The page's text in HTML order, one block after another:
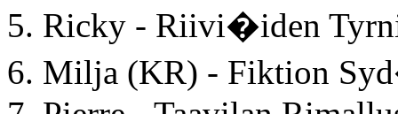
5. Ricky - Riivi�iden
6. Milja (KR) - Fiktion